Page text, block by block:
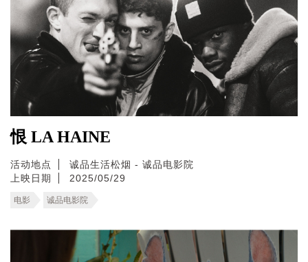
恨 LA HAINE
活动地点
诚品生活松烟 - 诚品电影院
上映日期
2025/05/29
电影 诚品电影院